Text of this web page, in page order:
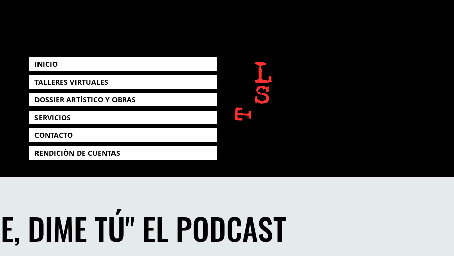
INICIO
TALLERES VIRTUALES
DOSSIER ARTÌSTICO Y OBRAS
SERVICIOS
CONTACTO
RENDICIÒN DE CUENTAS
DIME TÚ" EL PODCAST